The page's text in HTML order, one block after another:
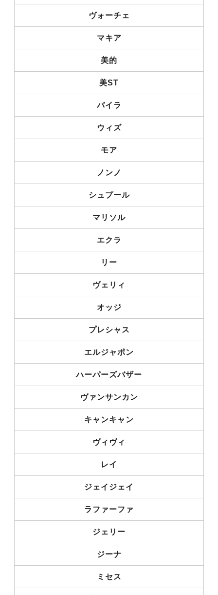
ヴォーチェ
マキア
美的
美ST
バイラ
ウィズ
モア
ノンノ
シュプール
マリソル
エクラ
リー
ヴェリィ
オッジ
プレシャス
エルジャポン
ハーパーズバザー
ヴァンサンカン
キャンキャン
ヴィヴィ
レイ
ジェイジェイ
ラファーファ
ジェリー
ジーナ
ミセス